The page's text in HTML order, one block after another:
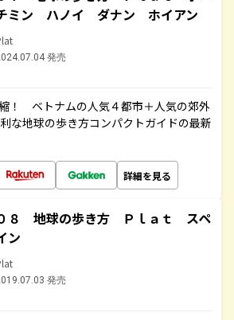
ミン ハノイ ダナン ホイアン
発売
！ ベトナムの人気４都市＋人気の郊外
な地球の歩き方コンパクトガイドの最新
詳細を見る
８ 地球の歩き方 Ｐｌａｔ スペ
ン
発売